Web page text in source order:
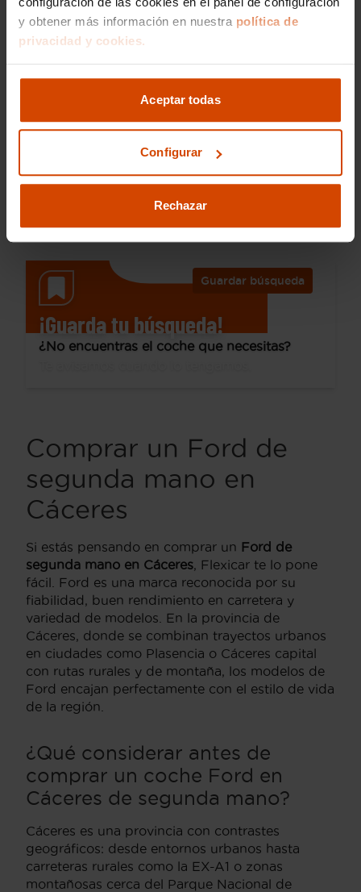
y obtener más información en nuestra política de
privacidad y cookies.
Aceptar todas
Configurar
Rechazar
Desde 201 € /mes*
1.0 Ecoboost MHEV 92kW ST-Line
Híbrido no enchufable
Manual
Guardar búsqueda
¡Guarda tu búsqueda!
¿No encuentras el coche que necesitas?
Comprar un Ford de
segunda mano en
Cáceres
Si estás pensando en comprar un Ford de
segunda mano en Cáceres , Flexicar te lo pone
fácil. Ford es una marca reconocida por su
fiabilidad, buen rendimiento en carretera y
variedad de modelos. En la provincia de
Cáceres, donde se combinan trayectos urbanos
en ciudades como Plasencia o Cáceres capital
con rutas rurales y de montaña, los modelos de
Ford encajan perfectamente con el estilo de vida
de la región.
¿Qué considerar antes de
comprar un coche Ford en
Cáceres de segunda mano?
Cáceres es una provincia con contrastes
geográficos: desde entornos urbanos hasta
carreteras rurales como la EX-A1 o zonas
montañosas cerca del Parque Nacional de